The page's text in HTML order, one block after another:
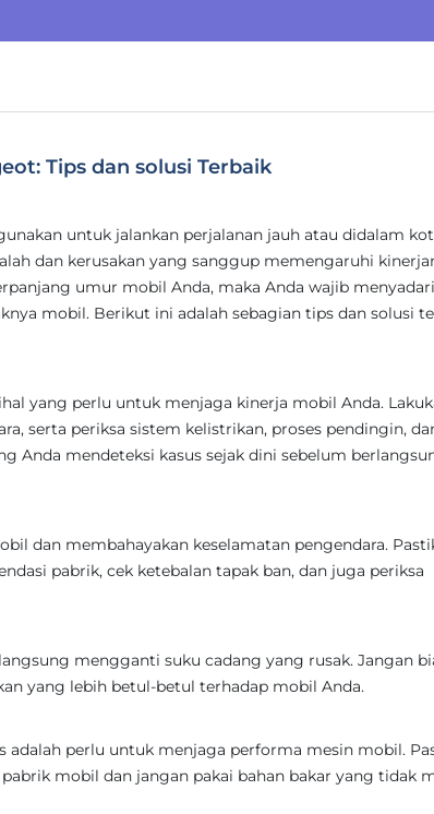
Tips dan solusi Terbaik
untuk jalankan perjalanan jauh atau didalam
dan kerusakan yang sanggup memengaruhi
umur mobil Anda, maka Anda wajib
mobil. Berikut ini adalah sebagian tips dan solusi
yang perlu untuk menjaga kinerja mobil Anda.
serta periksa sistem kelistrikan, proses pendingin,
Anda mendeteksi kasus sejak dini sebelum
dan membahayakan keselamatan pengendara.
pabrik, cek ketebalan tapak ban, dan juga periksa
mengganti suku cadang yang rusak. Jangan
yang lebih betul-betul terhadap mobil Anda.
perlu untuk menjaga performa mesin mobil.
mobil dan jangan pakai bahan bakar yang tidak